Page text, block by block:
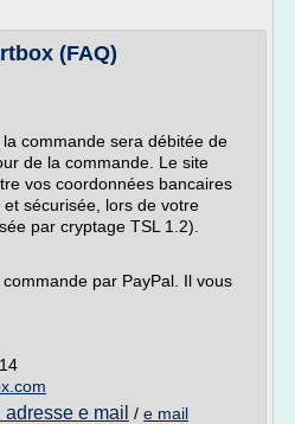
(FAQ)
commande sera débitée de
de la commande. Le site
vos coordonnées bancaires
sécurisée, lors de votre
par cryptage TSL 1.2).
par PayPal. Il vous
e mail / e mail